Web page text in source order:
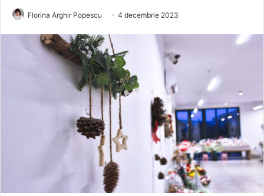
Florina Arghir Popescu 4 decembrie 2023